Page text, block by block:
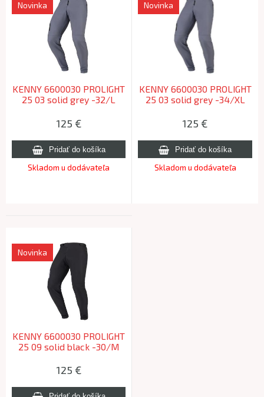
KENNY 6600030 PROLIGHT
25 03 solid grey -32/L
Novinka
125 €
Skladom u dodávateľa
KENNY 6600030 PROLIGHT
25 03 solid grey -34/XL
Novinka
125 €
Skladom u dodávateľa
KENNY 6600030 PROLIGHT
25 09 solid black -30/M
Novinka
125 €